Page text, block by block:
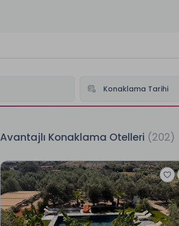
Konaklama Tarihi
Avantajlı Konaklama Otelleri (202)